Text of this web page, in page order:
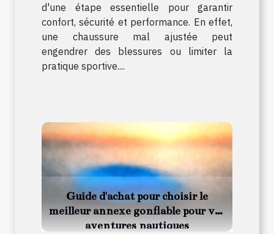
d'une étape essentielle pour garantir
confort, sécurité et performance. En effet,
une chaussure mal ajustée peut
engendrer des blessures ou limiter la
pratique sportive....
Guide d'achat pour choisir le
meilleur annexe gonflable pour vos
aventures nautiques